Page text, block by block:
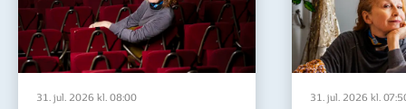
31. jul. 2026 kl. 08:00 31. jul. 2026 kl.